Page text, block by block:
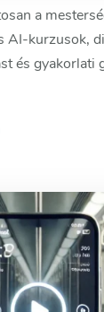
a
AI-kurzusok,
és gyakorlati